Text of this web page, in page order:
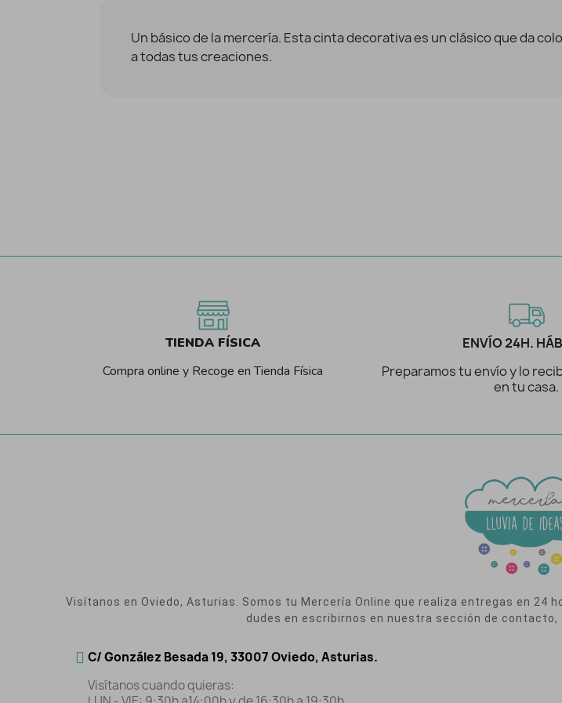
Un básico de la mercería. Esta cinta decorativa es un clásico que da
a todas tus creaciones.
TIENDA FÍSICA
Compra online y Recoge en Tienda Física
ENVÍO 24H.
Preparamos tu envío y lo
en tu casa.
Visítanos en Oviedo, Asturias. Somos tu Mercería Online que realiza entregas en
dudes en escribirnos en nuestra sección de contacto,
C/ González Besada 19, 33007 Oviedo, Asturias.
Visítanos cuando quieras: